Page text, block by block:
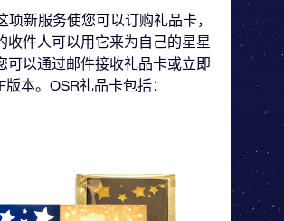
项新服务使您可以订购礼品卡，
收件人可以用它来为自己的星星
可以通过邮件接收礼品卡或立即
版本。OSR礼品卡包括：